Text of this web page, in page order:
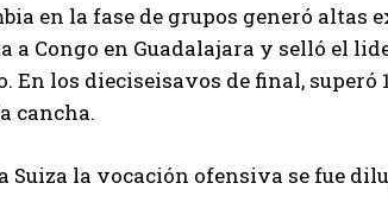
en la fase de grupos generó altas
a Congo en Guadalajara y selló el
En los dieciseisavos de final,
cancha.
Suiza la vocación ofensiva se fue